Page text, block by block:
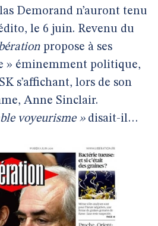
Demorand n’auront tenu
le 6 juin. Revenu du
propose à ses
» éminemment politique,
s’affichant, lors de son
Anne Sinclair.
voyeurisme »disait-il…